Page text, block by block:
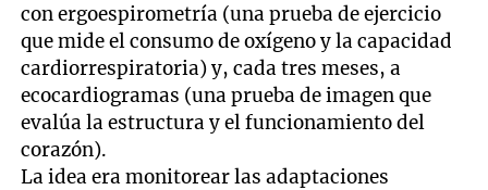
con ergoespirometría (una prueba de ejercicio
que mide el consumo de oxígeno y la capacidad
cardiorrespiratoria) y, cada tres meses, a
ecocardiogramas (una prueba de imagen que
evalúa la estructura y el funcionamiento del
corazón).
La idea era monitorear las adaptaciones